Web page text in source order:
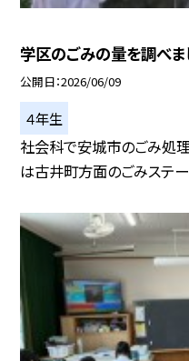
学区のごみの量を調べま
公開日 2026/06/09
４年生
社会科で安城市のごみ処
は古井町方面のごみステー